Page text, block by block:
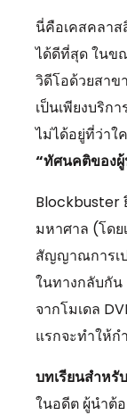
นี่คือเคสคลา
ได้ดีที่สุด ในข
วิดีโอด้วยสาข
เป็นเพียงบริก
ไม่ได้อยู่ที่ว่าใ
“ทัศนคติของผู้
Blockbuster
มหาศาล (โด
สัญญาณการเป
ในทางกลับกัน
จากโมเดล
แรกจะทำให้ก
บทเรียนสำหรั
ในอดีต ผู้นำต้